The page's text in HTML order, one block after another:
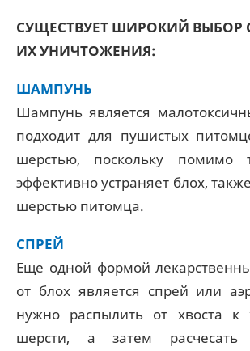
СУЩЕСТВУЕТ ШИРОКИЙ ВЫБОР
ИХ УНИЧТОЖЕНИЯ:
ШАМПУНЬ
Шампунь является
подходит для пушистых
шерстью, поскольку помимо
эффективно устраняет блох,
шерстью питомца.
СПРЕЙ
Еще одной формой
от блох является спрей или
нужно распылить от хвоста к
шерсти, а затем